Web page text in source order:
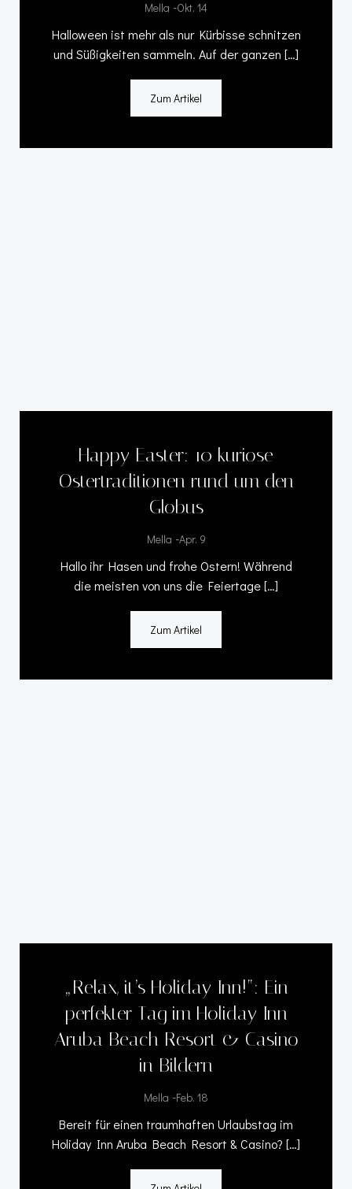
Mella -Okt. 14
Halloween ist mehr als nur Kürbisse schnitzen
und Süßigkeiten sammeln. Auf der ganzen […]
Zum Artikel
Happy Easter: 10 kuriose
Ostertraditionen rund um den
Globus
Mella -Apr. 9
Hallo ihr Hasen und frohe Ostern! Während
die meisten von uns die Feiertage […]
Zum Artikel
„Relax, it’s Holiday Inn!“: Ein
perfekter Tag im Holiday Inn
Aruba Beach Resort & Casino
in Bildern
Mella -Feb. 18
Bereit für einen traumhaften Urlaubstag im
Holiday Inn Aruba Beach Resort & Casino? […]